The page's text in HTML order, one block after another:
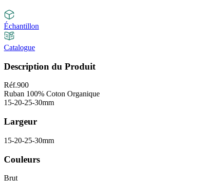
Échantillon
Catalogue
Description du Produit
Réf.900
Ruban 100% Coton Organique
15-20-25-30mm
Largeur
​​​​​​​15-20-25-30mm
Couleurs
Brut